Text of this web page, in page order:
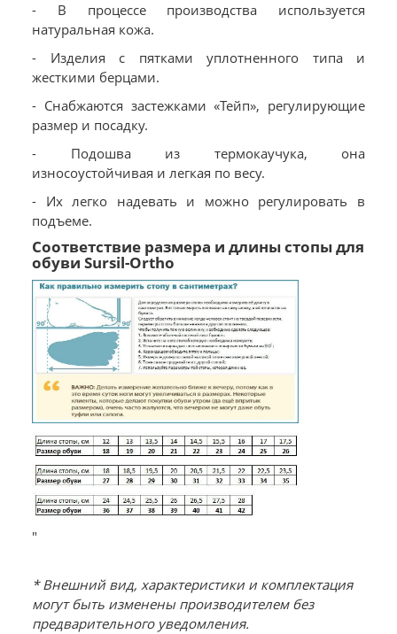
- В процессе производства используется
натуральная кожа.
- Изделия с пятками уплотненного типа и
жесткими берцами.
- Снабжаются застежками «Тейп», регулирующие
размер и посадку.
- Подошва из термокаучука, она
износоустойчивая и легкая по весу.
- Их легко надевать и можно регулировать в
подъеме.
Соответствие размера и длины стопы для
обуви Sursil-Ortho
"
* Внешний вид, характеристики и комплектация
могут быть изменены производителем без
предварительного уведомления.